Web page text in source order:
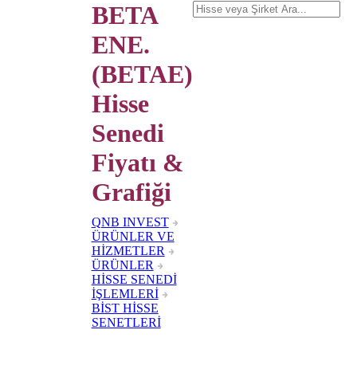
BETA
ENE.
(BETAE)
Hisse
Senedi
Fiyatı &
Grafiği
QNB INVEST
ÜRÜNLER VE
HİZMETLER
ÜRÜNLER
HİSSE SENEDİ
İŞLEMLERİ
BİST HİSSE
SENETLERİ